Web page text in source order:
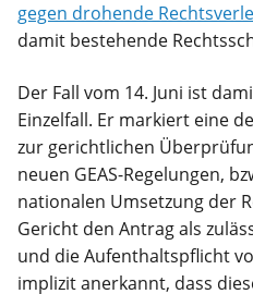
gegen drohende
damit bestehende
Der Fall vom 14. Juni ist
Einzelfall. Er markiert eine
zur gerichtlichen
neuen GEAS-Regelungen,
nationalen Umsetzung der
Gericht den Antrag als
und die Aufenthaltspflicht
implizit anerkannt, dass